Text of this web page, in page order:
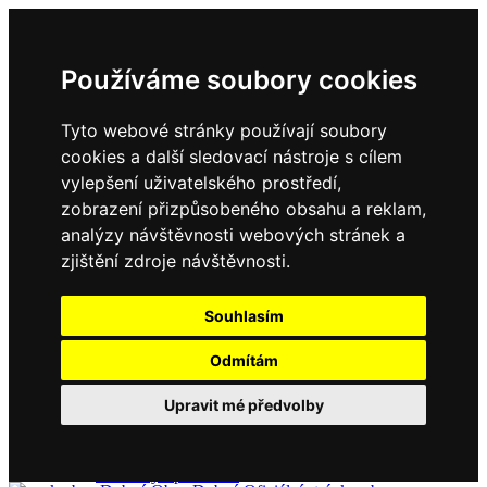
Používáme soubory cookies
Tyto webové stránky používají soubory
cookies a další sledovací nástroje s cílem
vylepšení uživatelského prostředí,
zobrazení přizpůsobeného obsahu a reklam,
analýzy návštěvnosti webových stránek a
zjištění zdroje návštěvnosti.
Souhlasím
Odmítám
Upravit mé předvolby
Domů
Kontakty
Úřední deska
Vyhlášky
Složení zastupitelstva